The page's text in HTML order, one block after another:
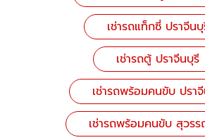
เช่ารถแท็กซี่ ปราจีน
เช่ารถตู้ ปราจีนบุรี
เช่ารถพร้อมคนขับ ปรา
เช่ารถพร้อมคนขับ สุวร